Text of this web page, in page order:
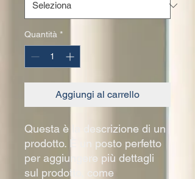
Quantità *
Aggiungi al carrello
Questa è la descrizione di un
prodotto. È un posto perfetto
per aggiungere più dettagli
sul prodotto, come